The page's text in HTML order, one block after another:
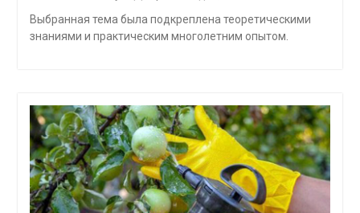
⁣Выбранная тема была подкреплена теоретическими
знаниями и практическим многолетним опытом.